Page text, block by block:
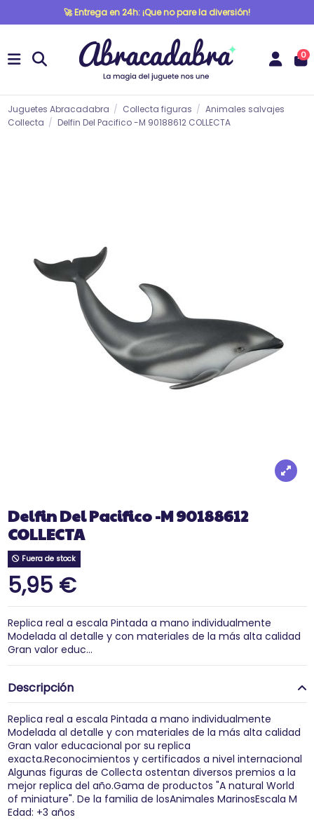
🚀 Entrega en 24h: ¡Que no pare la diversión!
0
Juguetes Abracadabra Collecta figuras
Animales salvajes
Collecta
Delfin Del Pacifico -M 90188612 COLLECTA
Delfin Del Pacifico -M 90188612
COLLECTA
Fuera de stock
5,95 €
Replica real a escala Pintada a mano individualmente
Modelada al detalle y con materiales de la más alta calidad
Gran valor educ...
Descripción
Replica real a escala Pintada a mano individualmente
Modelada al detalle y con materiales de la más alta calidad
Gran valor educacional por su replica
exacta.Reconocimientos y certificados a nivel internacional
Algunas figuras de Collecta ostentan diversos premios a la
mejor replica del año.Gama de productos "A natural World
of miniature". De la familia de losAnimales MarinosEscala M
Edad: +3 años